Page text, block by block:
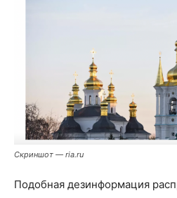
Скриншот — ria.ru
Подобная дезинформация